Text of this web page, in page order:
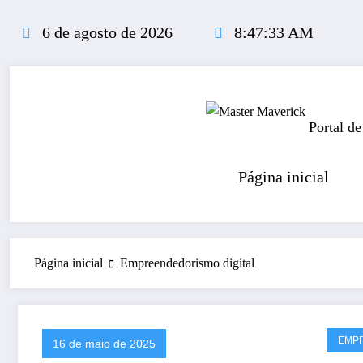
conteúdo
6 de agosto de 2026 8:47:33 AM
Portal
Página inicial
Página inicial Empreendedorismo digital
16 de maio de 2025